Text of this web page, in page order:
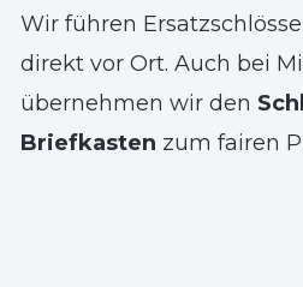
Wir führen
direkt vor Ort. Auch bei
übernehmen wir den
Briefkasten zum fairen